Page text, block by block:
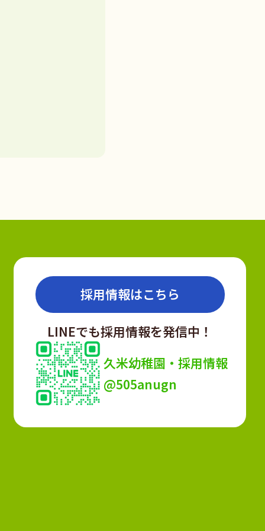
採用情報はこちら
LINEでも採用情報を発信中！
久米幼稚園・採用情報
@505anugn